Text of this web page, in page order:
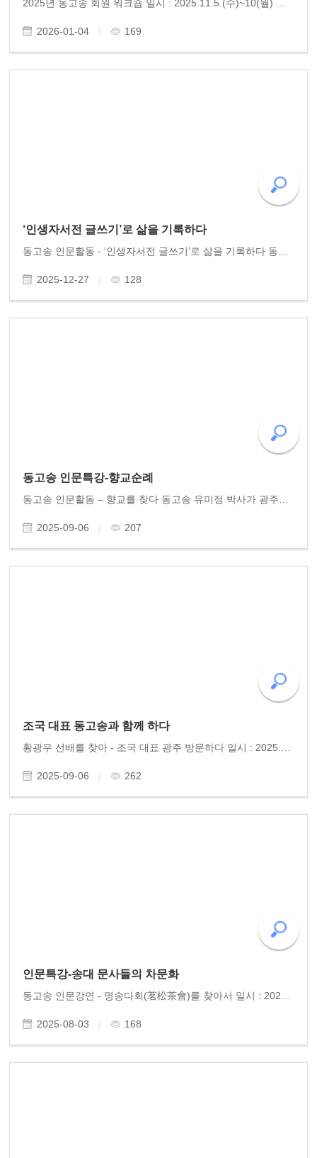
2026-01-04 169
‘인생자서전 글쓰기’로 삶을 기록하다
2025-12-27 128
동고송 인문특강-향교순례
2025-09-06 207
조국 대표 동고송과 함께 하다
2025-09-06 262
인문특강-송대 문사들의 차문화
2025-08-03 168